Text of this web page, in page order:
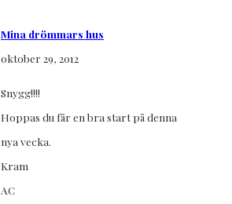
Mina drömmars hus
oktober 29, 2012
Snygg!!!!
Hoppas du får en bra start på denna
nya vecka.
Kram
AC